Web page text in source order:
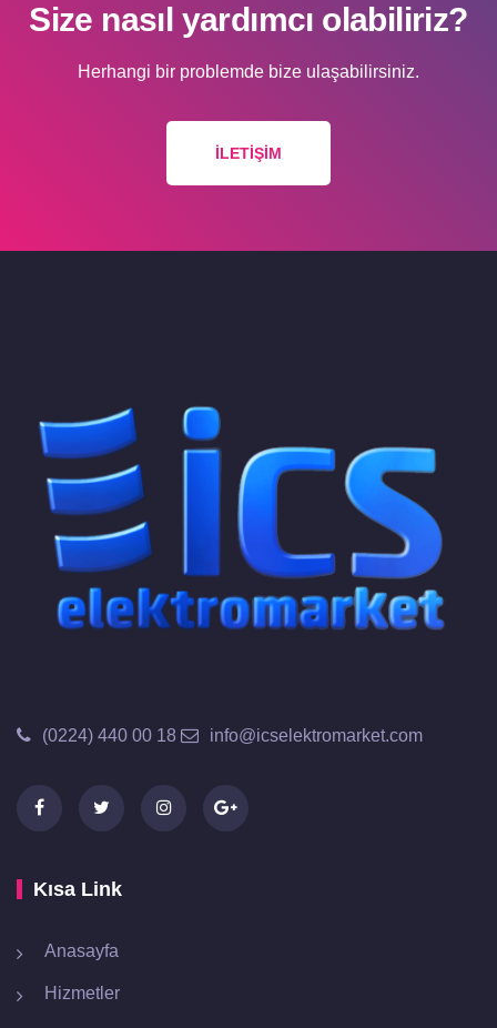
Size nasıl yardımcı olabiliriz?
Herhangi bir problemde bize ulaşabilirsiniz.
İLETIŞIM
(0224) 440 00 18 info@icselektromarket.com
Kısa Link
Anasayfa
Hizmetler